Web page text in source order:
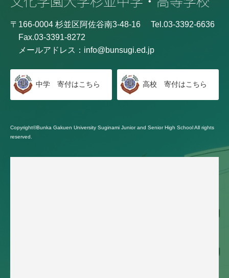
〒166-0004 杉並区阿佐谷南3-48-16
Tel.03-3392-6636
Fax.03-3391-8272
メールアドレス： info@bunsugi.ed.jp
中学 寄付はこちら 高校 寄付はこちら
Copyright©Bunka Gakuen University Suginami Junior and Senior High School All rights
reserved.